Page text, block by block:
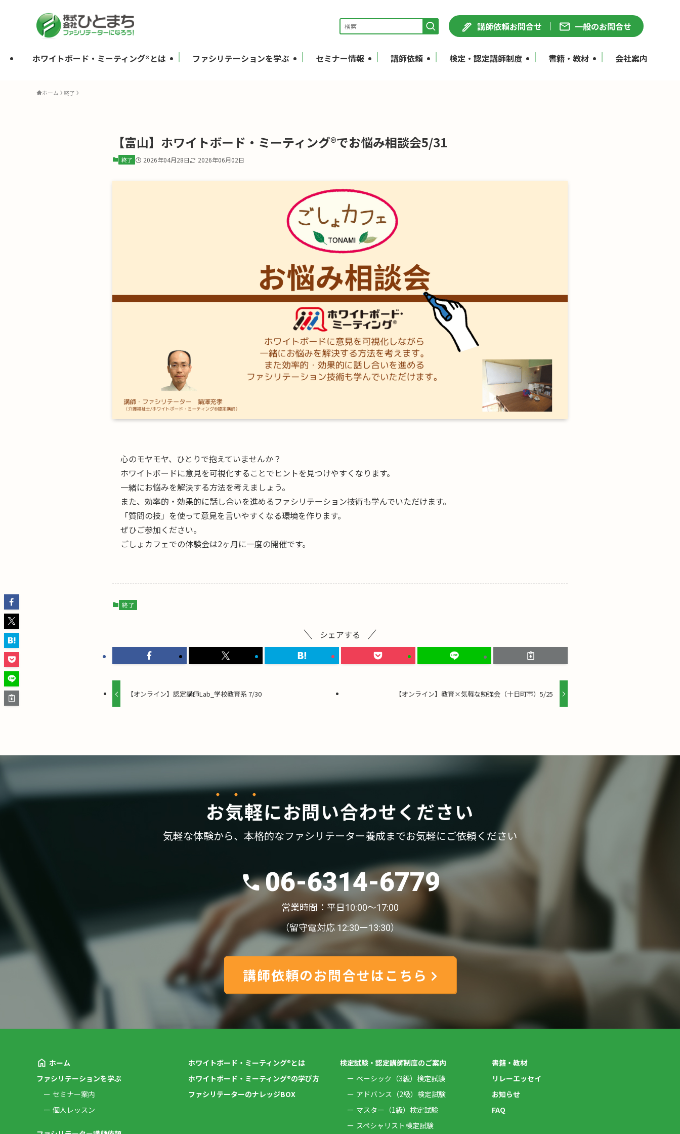
講師依頼お問合せ 一般のお問合せ
ホワイトボード・ミーティング®とは ファシリテーションを学ぶ セミナー情報 講師依頼 検定・認定講師制度 書籍・教材 会社案内
ホーム 終了
【富山】ホワイトボード・ミーティング®でお悩み相談会5/31
終了 2026年04月28日 2026年06月02日
心のモヤモヤ、ひとりで抱えていませんか？
ホワイトボードに意見を可視化することでヒントを見つけやすくなります。
一緒にお悩みを解決する方法を考えましょう。
また、効率的・効果的に話し合いを進めるファシリテーション技術も学んでいただけます。
「質問の技」を使って意見を言いやすくなる環境を作ります。
ぜひご参加ください。
ごしょカフェでの体験会は2ヶ月に一度の開催です。
終了
シェアする
【オンライン】認定講師Lab_学校教育系 7/30 【オンライン】教育×気軽な勉強会（十日町市）5/25
お気軽にお問い合わせください
気軽な体験から、 本格的なファシリテーター養成までお気軽にご依頼ください
06-6314-6779
営業時間：平日10:00〜17:00
（留守電対応 12:30ー13:30）
講師依頼のお問合せはこちら
ホーム
ファシリテーションを学ぶ
セミナー案内
個人レッスン
ホワイトボード・ミーティング®とは
ホワイトボード・ミーティング®の学び方
ファシリテーターのナレッジBOX
検定試験・認定講師制度のご案内
ベーシック（3級）検定試験
アドバンス（2級）検定試験
マスター（1級）検定試験
スペシャリスト検定試験
書籍・教材
リレーエッセイ
お知らせ
FAQ